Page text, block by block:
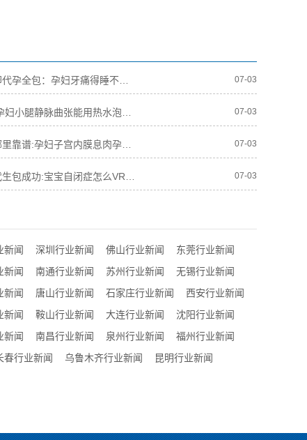
07-03
07-03
07-03
07-03
新闻 深圳行业新闻 佛山行业新闻
东莞行业新闻
新闻 南通行业新闻 苏州行业新闻
无锡行业新闻
新闻 唐山行业新闻 石家庄行业新闻
西安行业新闻
新闻 鞍山行业新闻 大连行业新闻
沈阳行业新闻
新闻 南昌行业新闻 泉州行业新闻
福州行业新闻
春行业新闻 乌鲁木齐行业新闻
昆明行业新闻